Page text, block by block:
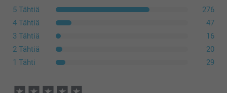
5 Tähtiä
276
4 Tähtiä
47
3 Tähtiä
16
2 Tähtiä
20
1 Tähti
29